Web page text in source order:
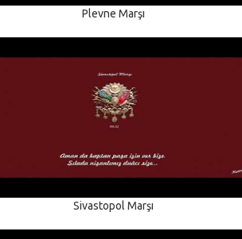
Plevne Marşı
Sivastopol Marşı